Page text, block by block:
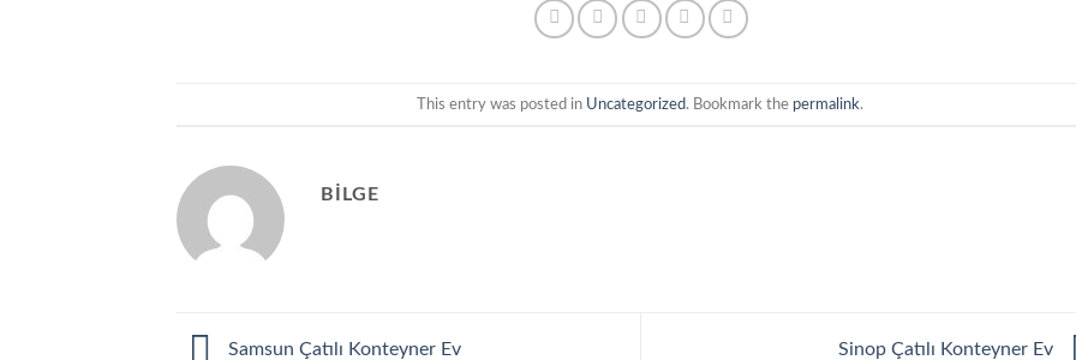
This entry was posted in Uncategorized. Bookmark the permalink.
BILGE
Samsun Çatılı Konteyner Ev Sinop Çatılı Konteyner Ev